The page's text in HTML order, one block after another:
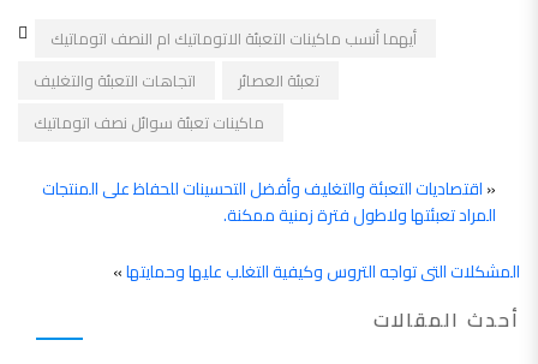
أيهما أنسب ماكينات التعبئة الاتوماتيك ام النصف اتوماتيك
اتجاهات التعبئة والتغليف
تعبئة العصائر
ماكينات تعبئة سوائل نصف اتوماتيك
«اقتصاديات التعبئة والتغليف وأفضل التحسينات للحفاظ على المنتجات
المراد تعبئتها ولاطول فترة زمنية ممكنة.
المشكلات التى تواجه التروس وكيفية التغلب عليها وحمايتها»
أحدث المقالات